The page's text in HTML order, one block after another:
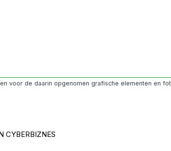
voor de daarin opgenomen grafische elementen en
CYBERBIZNES